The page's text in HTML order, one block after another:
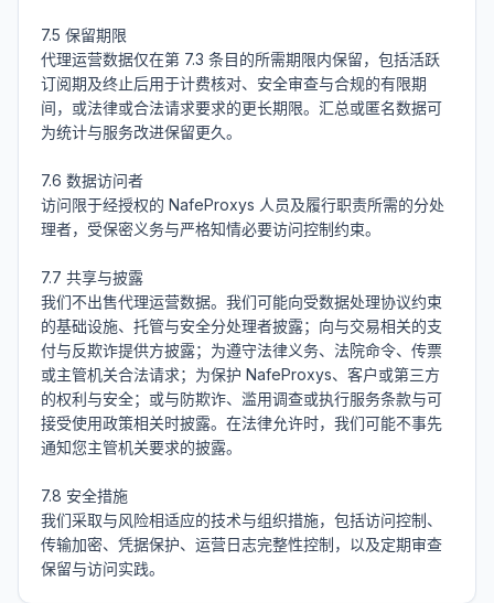
7.5 保留期限
代理运营数据仅在第 7.3 条目的所需期限内保留，包括活跃
订阅期及终止后用于计费核对、安全审查与合规的有限期
间，或法律或合法请求要求的更长期限。汇总或匿名数据可
为统计与服务改进保留更久。
7.6 数据访问者
访问限于经授权的 NafeProxys 人员及履行职责所需的分处
理者，受保密义务与严格知情必要访问控制约束。
7.7 共享与披露
我们不出售代理运营数据。我们可能向受数据处理协议约束
的基础设施、托管与安全分处理者披露；向与交易相关的支
付与反欺诈提供方披露；为遵守法律义务、法院命令、传票
或主管机关合法请求；为保护 NafeProxys、客户或第三方
的权利与安全；或与防欺诈、滥用调查或执行服务条款与可
接受使用政策相关时披露。在法律允许时，我们可能不事先
通知您主管机关要求的披露。
7.8 安全措施
我们采取与风险相适应的技术与组织措施，包括访问控制、
传输加密、凭据保护、运营日志完整性控制，以及定期审查